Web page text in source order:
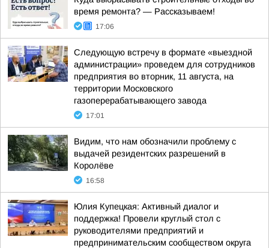
время ремонта? — Рассказываем!
17:06
Следующую встречу в формате «выездной
администрации» проведем для сотрудников
предприятия во вторник, 11 августа, на
территории Московского
газоперерабатывающего завода
17:01
Видим, что нам обозначили проблему с
выдачей резидентских разрешений в
Королёве
16:58
Юлия Купецкая: Активный диалог и
поддержка! Провели круглый стол с
руководителями предприятий и
предпринимательским сообществом округа